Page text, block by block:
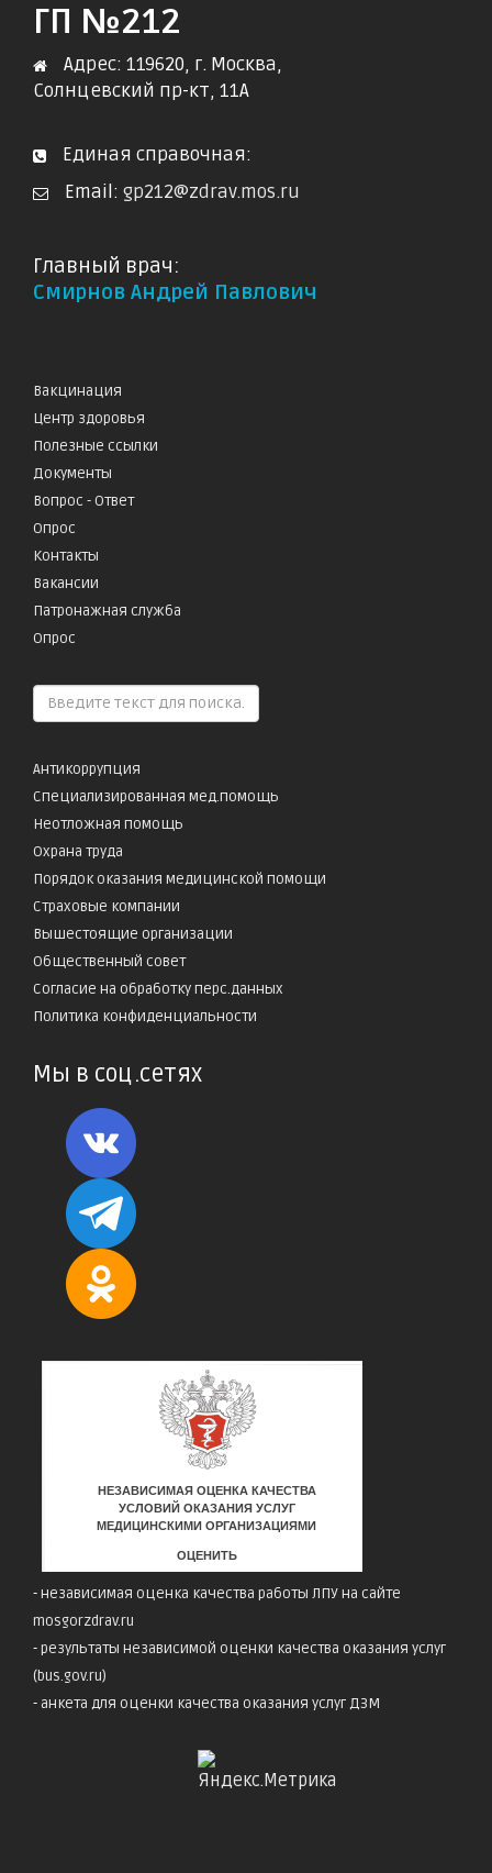
ГП №212
Адрес: 119620, г. Москва,
Солнцевский пр-кт, 11А
Единая справочная:
Email: gp212@zdrav.mos.ru
Главный врач:
Смирнов Андрей Павлович
Вакцинация
Центр здоровья
Полезные ссылки
Документы
Вопрос - Ответ
Опрос
Контакты
Вакансии
Патронажная служба
Опрос
Антикоррупция
Специализированная мед.помощь
Неотложная помощь
Охрана труда
Порядок оказания медицинской помощи
Страховые компании
Вышестоящие организации
Общественный совет
Согласие на обработку перс.данных
Политика конфиденциальности
Мы в соц.сетях
-независимая оценка качества работы ЛПУ на сайте
mosgorzdrav.ru
-результаты независимой оценки качества оказания услуг
(bus.gov.ru)
- анкета для оценки качества оказания услуг ДЗМ